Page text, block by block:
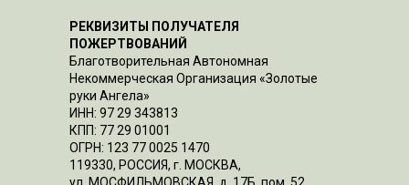
РЕКВИЗИТЫ ПОЛУЧАТЕЛЯ
ПОЖЕРТВОВАНИЙ
Благотворительная Автономная
Некоммерческая Организация «Золотые
руки Ангела»
ИНН: 97 29 343813
КПП: 77 29 01001
ОГРН: 123 77 0025 1470
119330, РОССИЯ, г. МОСКВА,